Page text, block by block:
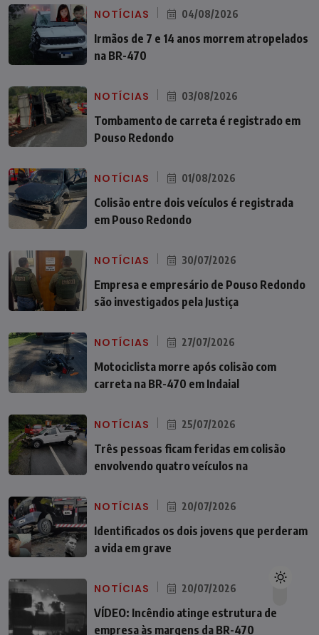
NOTÍCIAS 04/08/2026
Irmãos de 7 e 14 anos morrem atropelados
na BR-470
NOTÍCIAS 03/08/2026
Tombamento de carreta é registrado em
Pouso Redondo
NOTÍCIAS 01/08/2026
Colisão entre dois veículos é registrada
em Pouso Redondo
NOTÍCIAS 30/07/2026
Empresa e empresário de Pouso Redondo
são investigados pela Justiça
NOTÍCIAS 27/07/2026
Motociclista morre após colisão com
carreta na BR-470 em Indaial
NOTÍCIAS 25/07/2026
Três pessoas ficam feridas em colisão
envolvendo quatro veículos na
NOTÍCIAS 20/07/2026
Identificados os dois jovens que perderam
a vida em grave
NOTÍCIAS 20/07/2026
VÍDEO: Incêndio atinge estrutura de
empresa às margens da BR-470